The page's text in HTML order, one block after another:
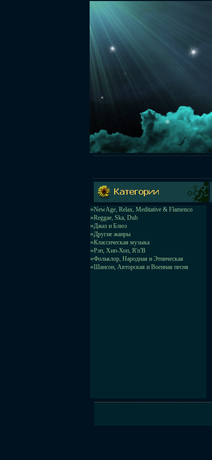
»NewAge, Relax, Meditative & Flamenco
»Reggae, Ska, Dub
»Джаз и Блюз
»Другие жанры
»Классическая музыка
»Рэп, Хип-Хоп, R'n'B
»Фольклор, Народная и Этническая
»Шансон, Авторская и Военная песня